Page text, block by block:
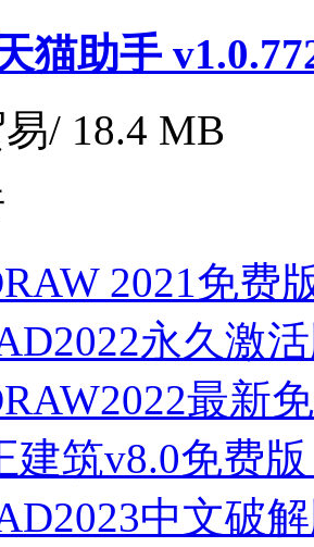
猫助手
/ 18.4 MB
2021免费
永久激
最新
建筑v8.0免费
中文破